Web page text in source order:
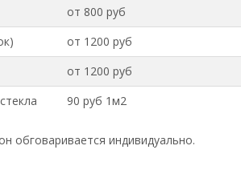
от 800 руб
от 1200 руб
от 1200 руб
90 руб 1м2
обговаривается индивидуально.